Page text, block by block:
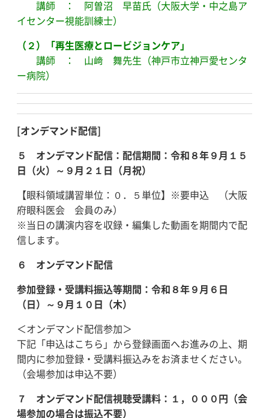
講師 ： 阿曽沼 早苗氏（大阪大学・中之島ア
イセンター視能訓練士）
（２）「再生医療とロービジョンケア」
講師 ： 山﨑 舞先生（神戸市立神戸愛センタ
ー病院）
[オンデマンド配信]
５ オンデマンド配信： 配信期間：令和８年９月１５
日（火）～９月２１日（月祝）
【眼科領域講習単位：０．５単位】※要申込 （大阪
府眼科医会 会員のみ）
※当日の講演内容を収録・編集した動画を期間内で配
信します。
６ オンデマンド配信
参加登録・受講料振込等期間：令和８年９月６日
（日）～９月１０日（木）
＜オンデマンド配信参加＞
下記「申込はこちら」から登録画面へお進みの上、期
間内に参加登録・受講料振込みをお済ませください。
（会場参加は申込不要）
７
オンデマンド配信視聴受講料：１，０００円（会
場参加の場合は振込不要）